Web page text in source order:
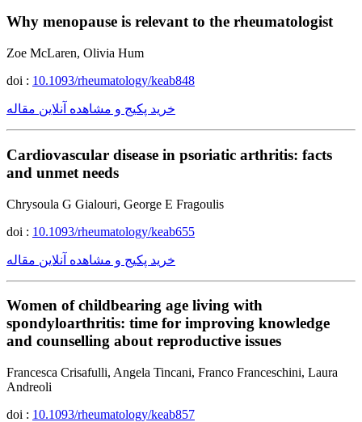
Why menopause is relevant to the rheumatologist
Zoe McLaren, Olivia Hum
doi : 10.1093/rheumatology/keab848
خرید پکیج و مشاهده آنلاین مقاله
Cardiovascular disease in psoriatic arthritis: facts
and unmet needs
Chrysoula G Gialouri, George E Fragoulis
doi : 10.1093/rheumatology/keab655
خرید پکیج و مشاهده آنلاین مقاله
Women of childbearing age living with
spondyloarthritis: time for improving knowledge
and counselling about reproductive issues
Francesca Crisafulli, Angela Tincani, Franco Franceschini, Laura
Andreoli
doi : 10.1093/rheumatology/keab857